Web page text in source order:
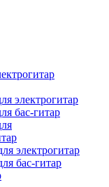
электрогитар
бас-гитар
электрогитар
бас-гитар